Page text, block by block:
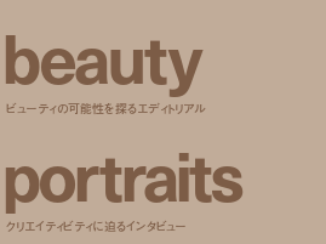
beauty
ビューティの可能性を探るエディトリアル
portraits
クリエイティビティに迫るインタビュー